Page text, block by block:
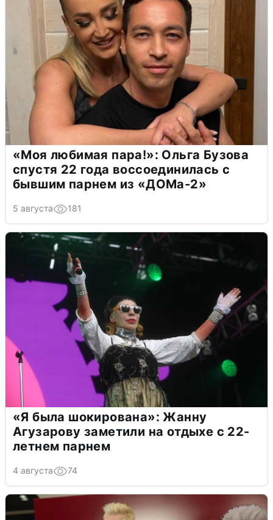
«Моя любимая пара!»: Ольга Бузова
спустя 22 года воссоединилась с
бывшим парнем из «ДОМа-2»
5 августа 181
«Я была шокирована»: Жанну
Агузарову заметили на отдыхе с 22-
летнем парнем
4 августа 74